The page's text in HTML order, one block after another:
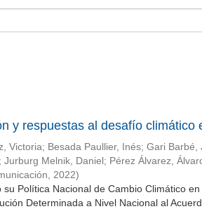
y respuestas al desafío climático
Victoria; Besada Paullier, Inés; Gari Barbé,
Jurburg Melnik, Daniel ; Pérez Álvarez,
, 2022)
su Política Nacional de Cambio Climático
Determinada a Nivel Nacional al